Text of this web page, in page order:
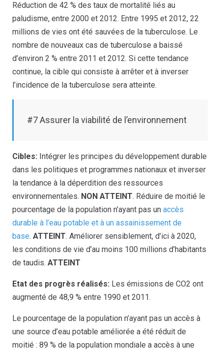
Réduction de 42 % des taux de mortalité liés au
paludisme, entre 2000 et 2012. Entre 1995 et 2012, 22
millions de vies ont été sauvées de la tuberculose. Le
nombre de nouveaux cas de tuberculose a baissé
d’environ 2 % entre 2011 et 2012. Si cette tendance
continue, la cible qui consiste à arrêter et à inverser
l’incidence de la tuberculose sera atteinte.
#7 Assurer la viabilité de l’environnement
Cibles: Intégrer les principes du développement durable
dans les politiques et programmes nationaux et inverser
la tendance à la déperdition des ressources
environnementales. NON ATTEINT. Réduire de moitié le
pourcentage de la population n’ayant pas un accès
durable à l’eau potable et à un assainissement de
base. ATTEINT. Améliorer sensiblement, d’ici à 2020,
les conditions de vie d’au moins 100 millions d’habitants
de taudis. ATTEINT
Etat des progrès réalisés: Les émissions de CO2 ont
augmenté de 48,9 % entre 1990 et 2011.
Le pourcentage de la population n’ayant pas un accès à
une source d’eau potable améliorée a été réduit de
moitié : 89 % de la population mondiale a accès à une